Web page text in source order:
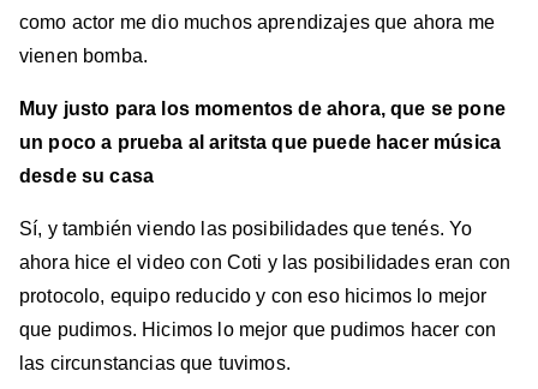
como actor me dio muchos aprendizajes que ahora me
vienen bomba.
Muy justo para los momentos de ahora, que se pone
un poco a prueba al aritsta que puede hacer música
desde su casa
Sí, y también viendo las posibilidades que tenés. Yo
ahora hice el video con Coti y las posibilidades eran con
protocolo, equipo reducido y con eso hicimos lo mejor
que pudimos. Hicimos lo mejor que pudimos hacer con
las circunstancias que tuvimos.